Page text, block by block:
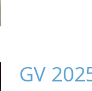
GV